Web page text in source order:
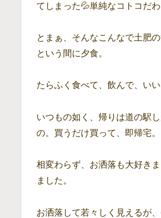
てしまった💦単純なコトコだわ
とまぁ、そんなこんなで土肥
という間に夕食。
たらふく食べて、飲んで、い
いつもの如く、帰りは道の駅
の。買うだけ買って、即帰宅。
相変わらず、お洒落も大好き
ました。
お洒落して若々しく見えるが